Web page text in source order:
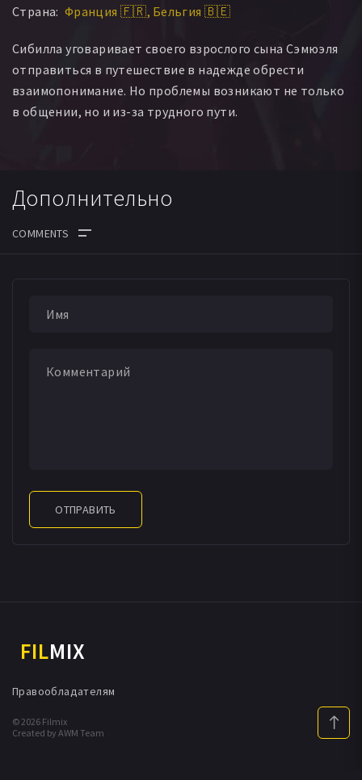
Страна: Франция 🇫🇷 Бельгия 🇧🇪
Сибилла уговаривает своего взрослого сына Сэмюэля
отправиться в путешествие в надежде обрести
взаимопонимание. Но проблемы возникают не только
в общении, но и из-за трудного пути.
Дополнительно
ОТПРАВИТЬ
FILMIX
© 2026 Filmix
Created by AWM Team
Правообладателям